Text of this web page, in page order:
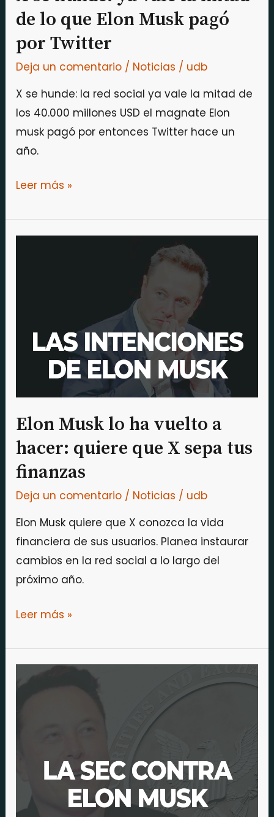
de lo que Elon Musk pagó
por Twitter
Deja un comentario / Noticias / udb
X se hunde: la red social ya vale la mitad de
los 40.000 millones USD el magnate Elon
musk pagó por entonces Twitter hace un
año.
Elon
Musk
pagó
por
Leer más »
Elon Musk lo ha vuelto a
hacer: quiere que X sepa tus
finanzas
Deja un comentario / Noticias / udb
Elon Musk quiere que X conozca la vida
financiera de sus usuarios. Planea instaurar
cambios en la red social a lo largo del
próximo año.
quiere
que
X
sepa
tus
finanzas
Leer más »
Denuncia
negarse